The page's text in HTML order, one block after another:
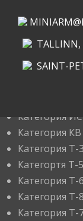
TALLINN,
SAINT-
Категория ИС
Категория КВ
Категория Т-
Категортя
Категория T-
Категория T-
Категория T-